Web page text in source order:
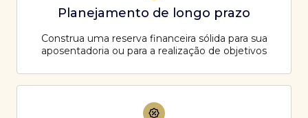
Planejamento de longo prazo
Construa uma reserva financeira sólida para sua
aposentadoria ou para a realização de objetivos